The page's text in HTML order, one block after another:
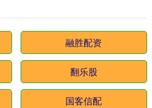
融胜配资
翻乐股
国客信配